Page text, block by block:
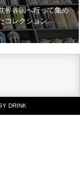
界各国へ行って集め
コレクション
DRINK